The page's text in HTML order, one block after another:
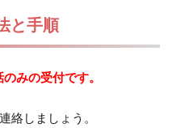
と手順
みの受付です。
絡しましょう。